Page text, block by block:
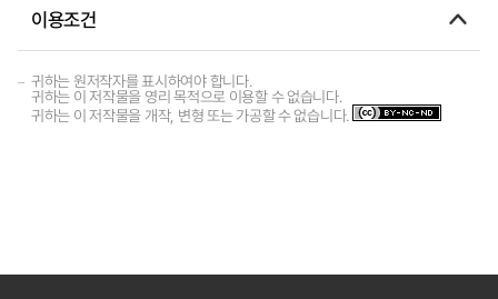
이용조건
귀하는 원저작자를 표시하여야 합니다.
귀하는 이 저작물을 영리 목적으로 이용할 수 없습니다.
귀하는 이 저작물을 개작, 변형 또는 가공할 수 없습니다.